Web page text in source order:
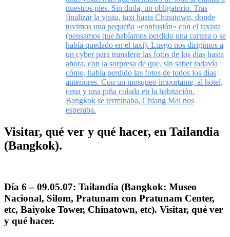
nuestros pies. Sin duda, un obligatorio. Tras
finalizar la visita, taxi hasta Chinatown, donde
tuvimos una pequeña «confusión» con el taxista
(pensamos que habíamos perdido una cartera o se
había quedado en el taxi). Luego nos dirigimos a
un cyber para transferir las fotos de los días hasta
ahora, con la sorpresa de que, sin saber todavía
cómo, había perdido las fotos de todos los días
anteriores. Con un mosqueo importante, al hotel,
cena y una piña colada en la habitación.
Bangkok se terminaba, Chiang Mai nos
esperaba.
Visitar, qué ver y qué hacer, en Tailandia
(Bangkok).
Día 6 – 09.05.07: Tailandia (Bangkok: Museo
Nacional, Silom, Pratunam con Pratunam Center,
etc, Baiyoke Tower, Chinatown, etc). Visitar, qué ver
y qué hacer.